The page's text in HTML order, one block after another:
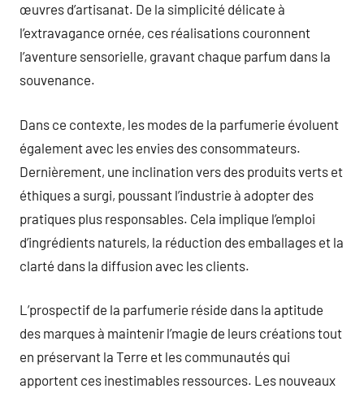
œuvres d’artisanat. De la simplicité délicate à
l’extravagance ornée, ces réalisations couronnent
l’aventure sensorielle, gravant chaque parfum dans la
souvenance.
Dans ce contexte, les modes de la parfumerie évoluent
également avec les envies des consommateurs.
Dernièrement, une inclination vers des produits verts et
éthiques a surgi, poussant l’industrie à adopter des
pratiques plus responsables. Cela implique l’emploi
d’ingrédients naturels, la réduction des emballages et la
clarté dans la diffusion avec les clients.
L’prospectif de la parfumerie réside dans la aptitude
des marques à maintenir l’magie de leurs créations tout
en préservant la Terre et les communautés qui
apportent ces inestimables ressources. Les nouveaux